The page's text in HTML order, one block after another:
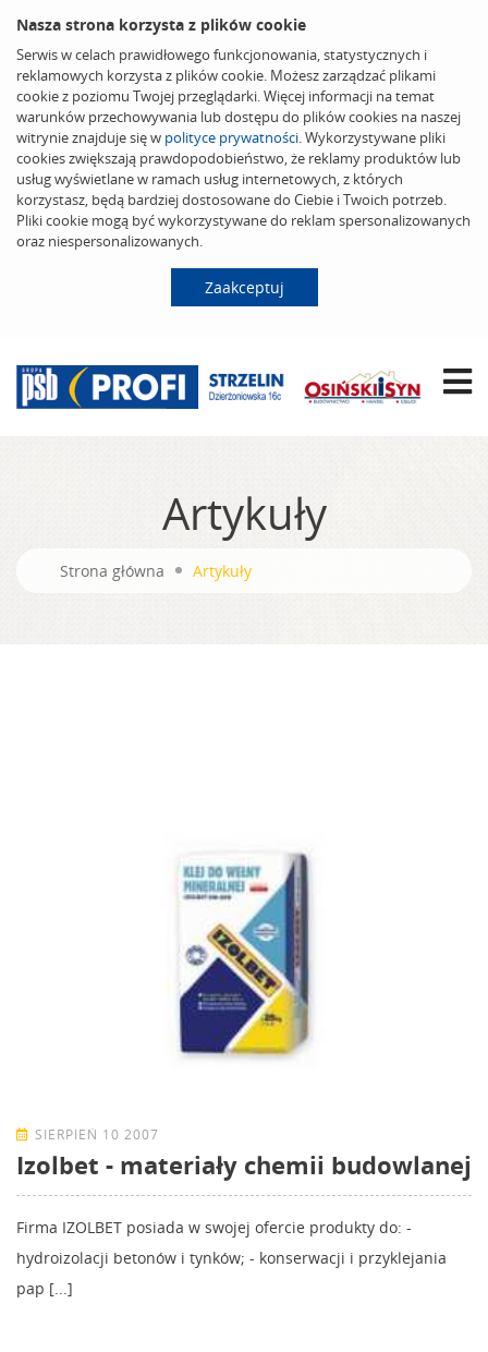
Nasza strona korzysta z plików cookie
Serwis w celach prawidłowego funkcjonowania, statystycznych i
reklamowych korzysta z plików cookie. Możesz zarządzać plikami
cookie z poziomu Twojej przeglądarki. Więcej informacji na temat
warunków przechowywania lub dostępu do plików cookies na naszej
witrynie znajduje się w polityce prywatności. Wykorzystywane pliki
cookies zwiększają prawdopodobieństwo, że reklamy produktów lub
usług wyświetlane w ramach usług internetowych, z których
korzystasz, będą bardziej dostosowane do Ciebie i Twoich potrzeb.
Pliki cookie mogą być wykorzystywane do reklam spersonalizowanych
oraz niespersonalizowanych.
Zaakceptuj
Artykuły
Strona główna Artykuły
SIERPIEŃ 10 2007
Izolbet - materiały chemii budowlanej
Firma IZOLBET posiada w swojej ofercie produkty do: -
hydroizolacji betonów i tynków; - konserwacji i przyklejania
pap [...]